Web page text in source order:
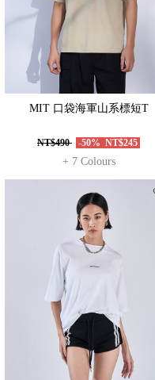
MIT 口袋海軍山系標短T
NT$490 -50% NT$245
+ 7 Colours